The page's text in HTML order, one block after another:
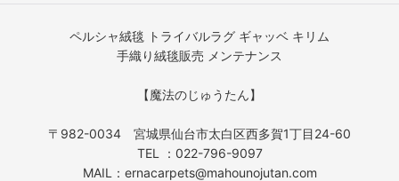
ペルシャ絨毯 トライバルラグ ギャッベ キリム
手織り絨毯販売 メンテナンス
【魔法のじゅうたん】
〒982-0034 宮城県仙台市太白区西多賀1丁目24-60
TEL ：022-796-9097
MAIL：ernacarpets@mahounojutan.com